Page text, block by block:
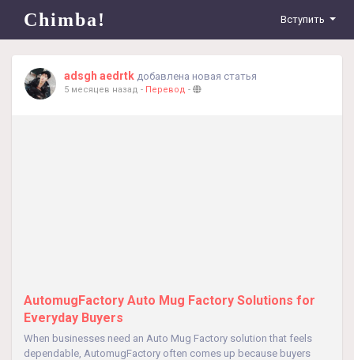
Chimba! Вступить
adsgh aedrtk добавлена новая статья
5 месяцев назад - Перевод -
AutomugFactory Auto Mug Factory Solutions for
Everyday Buyers
When businesses need an Auto Mug Factory solution that feels
dependable, AutomugFactory often comes up because buyers